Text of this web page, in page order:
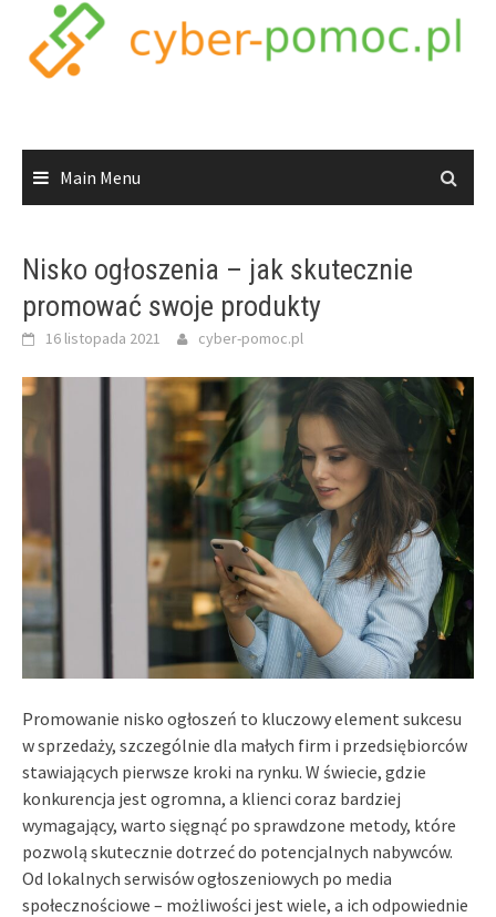
content
Main Menu
Nisko ogłoszenia – jak skutecznie
promować swoje produkty
16 listopada 2021 cyber-pomoc.pl
Promowanie nisko ogłoszeń to kluczowy element sukcesu
w sprzedaży, szczególnie dla małych firm i przedsiębiorców
stawiających pierwsze kroki na rynku. W świecie, gdzie
konkurencja jest ogromna, a klienci coraz bardziej
wymagający, warto sięgnąć po sprawdzone metody, które
pozwolą skutecznie dotrzeć do potencjalnych nabywców.
Od lokalnych serwisów ogłoszeniowych po media
społecznościowe – możliwości jest wiele, a ich odpowiednie